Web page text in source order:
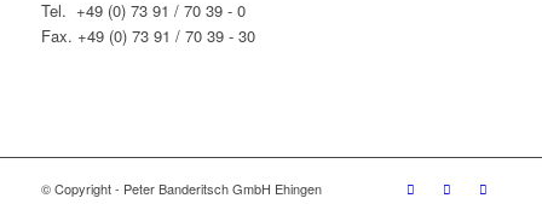
Tel. +49 (0) 73 91 / 70 39 - 0
Fax. +49 (0) 73 91 / 70 39 - 30
© Copyright - Peter Banderitsch GmbH Ehingen